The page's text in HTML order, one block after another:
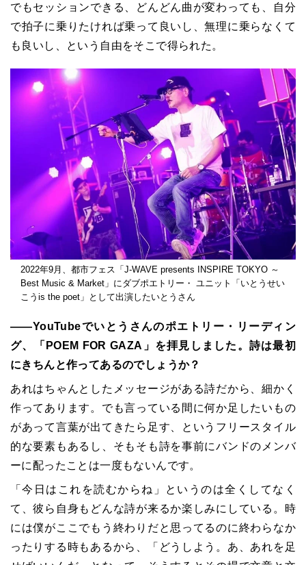
でもセッションできる、どんどん曲が変わっても、自分
で拍子に乗りたければ乗って良いし、無理に乗らなくて
も良いし、という自由をそこで得られた。
2022年9月、都市フェス「J-WAVE presents INSPIRE TOKYO ～
Best Music & Market」にダブポエトリー・ ユニット「いとうせい
こうis the poet」として出演したいとうさん
――YouTubeでいとうさんのポエトリー・リーディン
グ、「POEM FOR GAZA」を拝見しました。詩は最初
にきちんと作ってあるのでしょうか？
あれはちゃんとしたメッセージがある詩だから、細かく
作ってあります。でも言っている間に何か足したいもの
があって言葉が出てきたら足す、というフリースタイル
的な要素もあるし、そもそも詩を事前にバンドのメンバ
ーに配ったことは一度もないんです。
「今日はこれを読むからね」というのは全くしてなく
て、彼ら自身もどんな詩が来るか楽しみにしている。時
には僕がここでもう終わりだと思ってるのに終わらなか
ったりする時もあるから、「どうしよう。あ、あれを足